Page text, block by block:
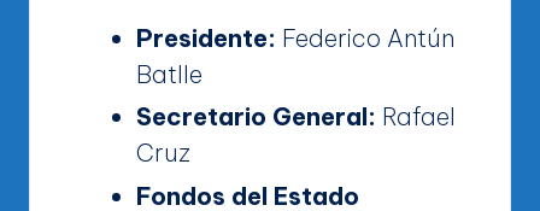
Presidente: Federico Antún
Batlle
Secretario General: Rafael
Cruz
Fondos del Estado